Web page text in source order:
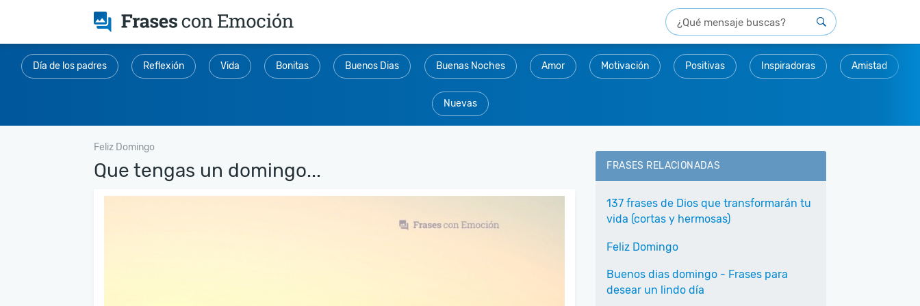
Día de los padres Reflexión Vida Bonitas Buenos Dias Buenas Noches Amor Motivación Positivas Inspiradoras Amistad
Nuevas
Feliz Domingo
Que tengas un domingo... FRASES RELACIONADAS
137 frases de Dios que transformarán tu
vida (cortas y hermosas)
Feliz Domingo
Buenos dias domingo - Frases para
desear un lindo día